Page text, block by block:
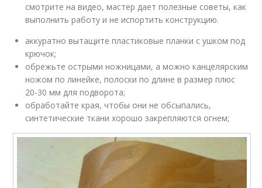
смотрите на видео, мастер дает полезные советы, как
выполнить работу и не испортить конструкцию.
аккуратно вытащите пластиковые планки с ушком под
крючок;
обрежьте острыми ножницами, а можно канцелярским
ножом по линейке, полоски по длине в размер плюс
20-30 мм для подворота;
обработайте края, чтобы они не обсыпались,
синтетические ткани хорошо закрепляются огнем;